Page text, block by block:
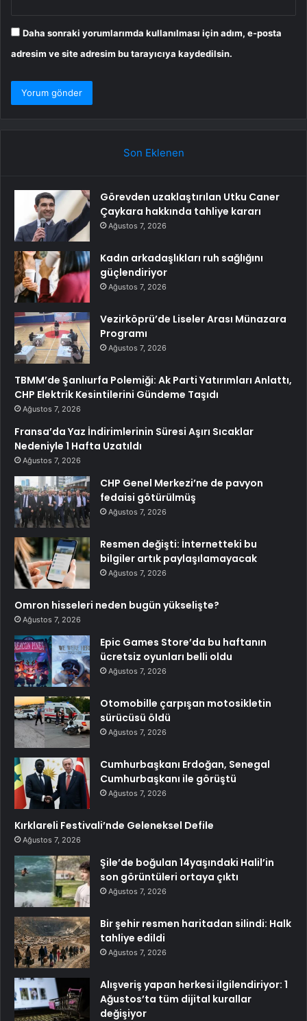
Daha sonraki yorumlarımda kullanılması için adım, e-posta
adresim ve site adresim bu tarayıcıya kaydedilsin.
Son Eklenen
Görevden uzaklaştırılan Utku Caner
Çaykara hakkında tahliye kararı
Ağustos 7, 2026
Kadın arkadaşlıkları ruh sağlığını
güçlendiriyor
Ağustos 7, 2026
Vezirköprü’de Liseler Arası Münazara
Programı
Ağustos 7, 2026
TBMM’de Şanlıurfa Polemiği: Ak Parti Yatırımları Anlattı,
CHP Elektrik Kesintilerini Gündeme Taşıdı
Ağustos 7, 2026
Fransa’da Yaz İndirimlerinin Süresi Aşırı Sıcaklar
Nedeniyle 1 Hafta Uzatıldı
Ağustos 7, 2026
CHP Genel Merkezi’ne de pavyon
fedaisi götürülmüş
Ağustos 7, 2026
Resmen değişti: İnternetteki bu
bilgiler artık paylaşılamayacak
Ağustos 7, 2026
Omron hisseleri neden bugün yükselişte?
Ağustos 7, 2026
Epic Games Store’da bu haftanın
ücretsiz oyunları belli oldu
Ağustos 7, 2026
Otomobille çarpışan motosikletin
sürücüsü öldü
Ağustos 7, 2026
Cumhurbaşkanı Erdoğan, Senegal
Cumhurbaşkanı ile görüştü
Ağustos 7, 2026
Kırklareli Festivali’nde Geleneksel Defile
Ağustos 7, 2026
Şile’de boğulan 14yaşındaki Halil’in
son görüntüleri ortaya çıktı
Ağustos 7, 2026
Bir şehir resmen haritadan silindi: Halk
tahliye edildi
Ağustos 7, 2026
Alışveriş yapan herkesi ilgilendiriyor: 1
Ağustos’ta tüm dijital kurallar
değişiyor